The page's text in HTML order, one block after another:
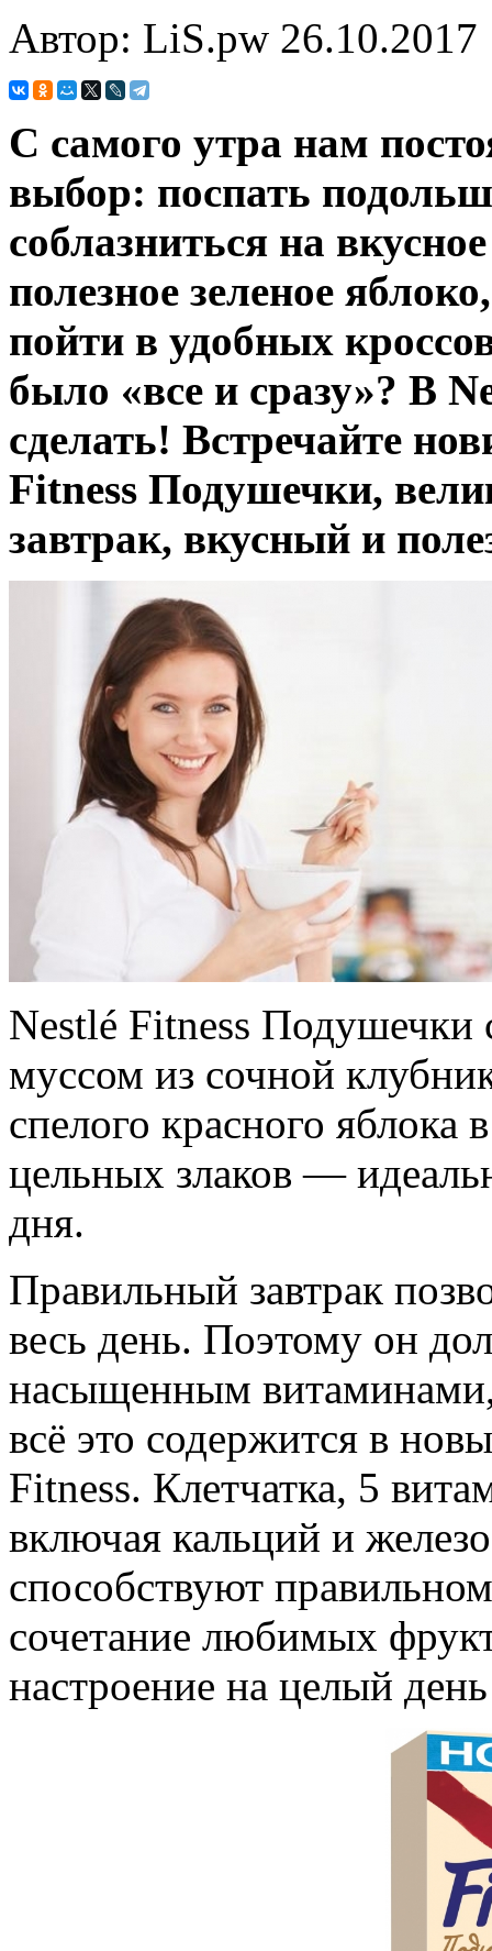
Автор: LiS.pw 26.10.2017
С самого утра нам
выбор: поспать
соблазниться на
полезное зеленое
пойти в удобных
было «все и сразу»? В
сделать! Встречайте
Fitness Подушечки,
завтрак, вкусный и
Nestlé Fitness
муссом из сочной
спелого красного яблока
цельных злаков —
дня.
Правильный завтрак
весь день. Поэтому он
насыщенным
всё это содержится в
Fitness. Клетчатка, 5
включая кальций и
способствуют
сочетание любимых
настроение на целый